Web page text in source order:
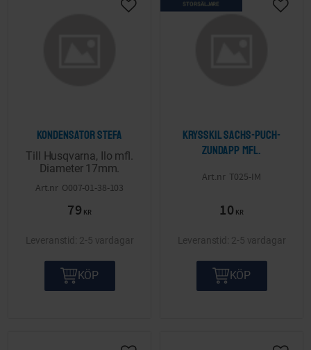
Kondensator Stefa
Till Husqvarna, Ilo mfl.
Diameter 17mm.
O007-01-38-103
79 KR
Lägg till i önskelista
2-5 vardagar
KÖP
Krysskil Sachs-Puch-
Zundapp mfl.
T025-IM
10 KR
STORSÄLJARE
Lägg
2-5 vardagar
KÖP